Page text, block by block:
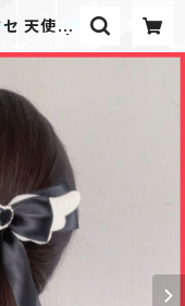
セ 天使界